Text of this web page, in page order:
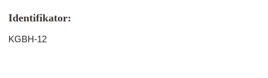
Identifikator:
KGBH-12